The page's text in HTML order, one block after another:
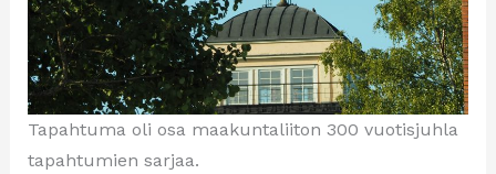
Tapahtuma oli osa maakuntaliiton 300 vuotisjuhla
tapahtumien sarjaa.